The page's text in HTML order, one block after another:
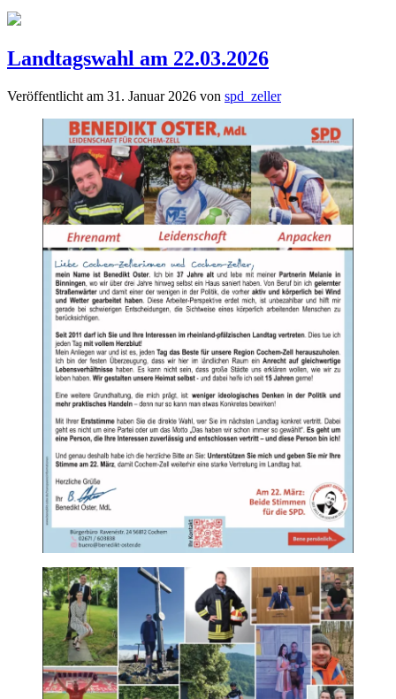
Landtagswahl am 22.03.2026
Veröffentlicht am 31. Januar 2026 von spd_zeller